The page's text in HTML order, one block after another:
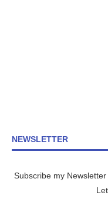
NEWSLETTER
Subscribe my